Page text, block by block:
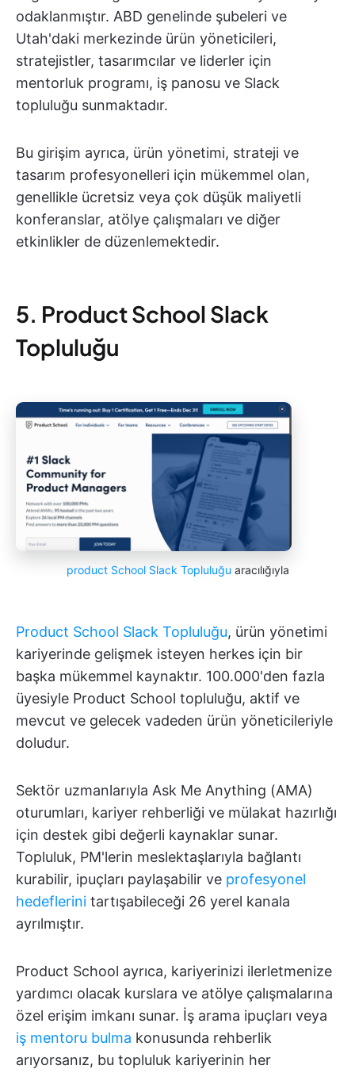
odaklanmıştır. ABD genelinde şubeleri ve
Utah'daki merkezinde ürün yöneticileri,
stratejistler, tasarımcılar ve liderler için
mentorluk programı, iş panosu ve Slack
topluluğu sunmaktadır.
Bu girişim ayrıca, ürün yönetimi, strateji ve
tasarım profesyonelleri için mükemmel olan,
genellikle ücretsiz veya çok düşük maliyetli
konferanslar, atölye çalışmaları ve diğer
etkinlikler de düzenlemektedir.
5. Product School Slack
Topluluğu
product School Slack Topluluğu aracılığıyla
Product School Slack Topluluğu, ürün yönetimi
kariyerinde gelişmek isteyen herkes için bir
başka mükemmel kaynaktır. 100.000'den fazla
üyesiyle Product School topluluğu, aktif ve
mevcut ve gelecek vadeden ürün yöneticileriyle
doludur.
Sektör uzmanlarıyla Ask Me Anything (AMA)
oturumları, kariyer rehberliği ve mülakat hazırlığı
için destek gibi değerli kaynaklar sunar.
Topluluk, PM'lerin meslektaşlarıyla bağlantı
kurabilir, ipuçları paylaşabilir ve profesyonel
hedeflerini tartışabileceği 26 yerel kanala
ayrılmıştır.
Product School ayrıca, kariyerinizi ilerletmenize
yardımcı olacak kurslara ve atölye çalışmalarına
özel erişim imkanı sunar. İş arama ipuçları veya
iş mentoru bulma konusunda rehberlik
arıyorsanız, bu topluluk kariyerinin her